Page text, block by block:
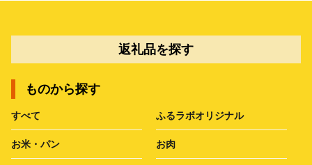
返礼品を探す
ものから探す
すべて ふるラボオリジナル
お米・パン お肉